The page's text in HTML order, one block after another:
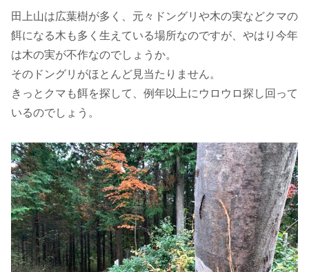
田上山は広葉樹が多く、元々ドングリや木の実などクマの
餌になる木も多く生えている場所なのですが、やはり今年
は木の実が不作なのでしょうか。
そのドングリがほとんど見当たりません。
きっとクマも餌を探して、例年以上にウロウロ探し回って
いるのでしょう。